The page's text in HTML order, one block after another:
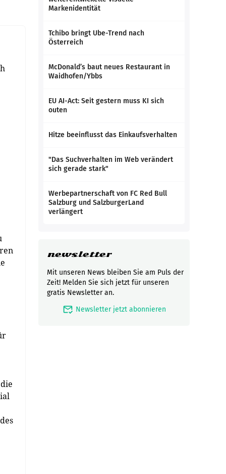
Markenidentität
Tchibo bringt Ube-Trend nach
Österreich
McDonald’s baut neues Restaurant in
Waidhofen/Ybbs
EU AI-Act: Seit gestern muss KI sich
outen
Hitze beeinflusst das Einkaufsverhalten
"Das Suchverhalten im Web verändert
sich gerade stark"
Werbepartnerschaft von FC Red Bull
Salzburg und SalzburgerLand
verlängert
newsletter
Mit unseren News bleiben Sie am Puls der
Zeit! Melden Sie sich jetzt für unseren
gratis Newsletter an.
mark_email_read Newsletter jetzt abonnieren